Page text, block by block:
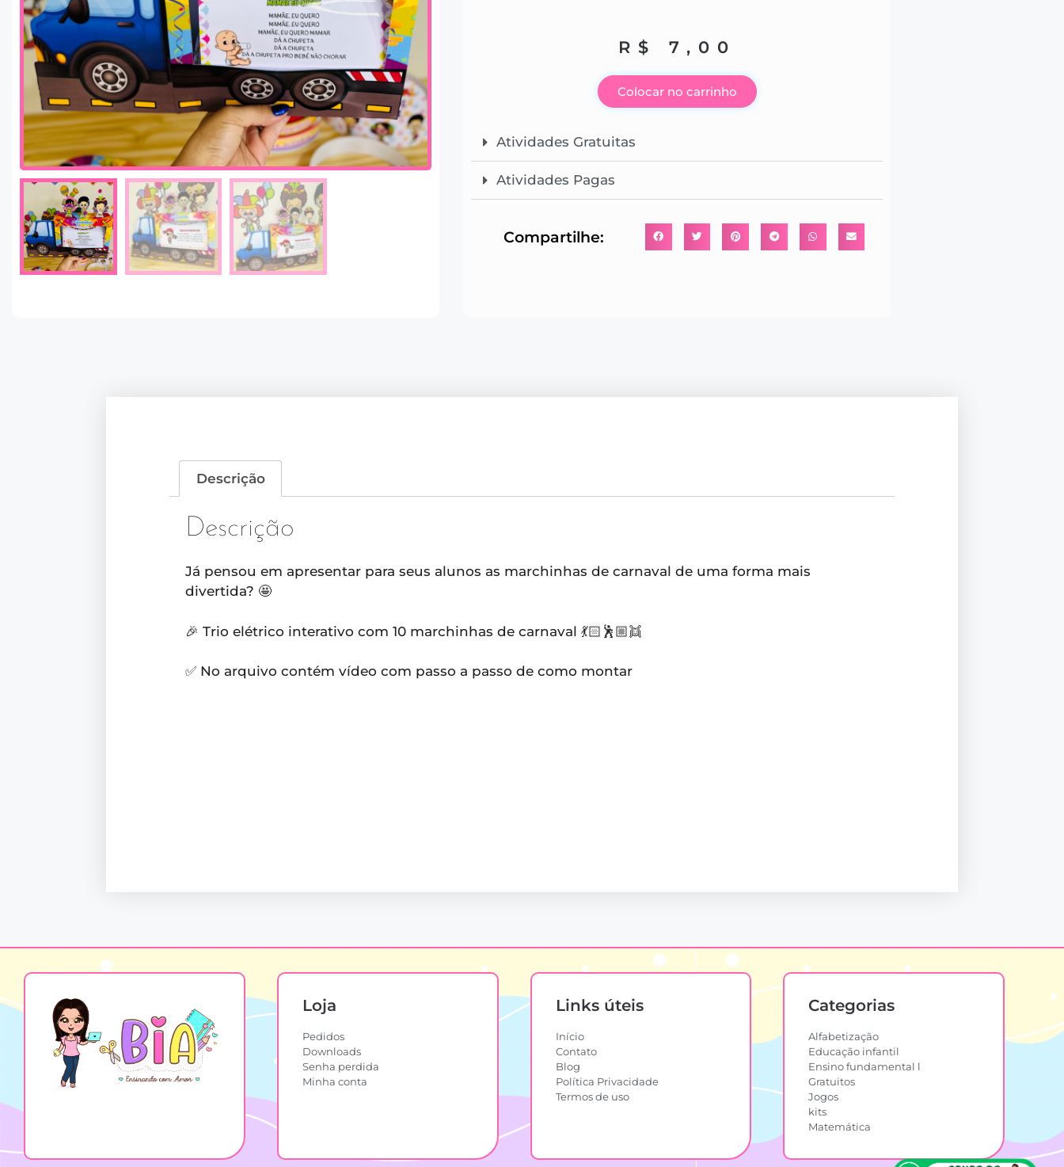
R$ 7,00
Colocar no carrinho
Atividades Gratuitas
Atividades Pagas
Compartilhe:
Descrição
Descrição
Já pensou em apresentar para seus alunos as marchinhas de carnaval de uma forma mais
divertida? 🤩
🎉 Trio elétrico interativo com 10 marchinhas de carnaval 💃🏻🕺🏼👯
✅ No arquivo contém vídeo com passo a passo de como montar
Loja
Pedidos
Downloads
Senha perdida
Minha conta
Links úteis
Início
Contato
Blog
Política Privacidade
Termos de uso
Categorias
Alfabetização
Educação infantil
Ensino fundamental l
Gratuitos
Jogos
kits
Matemática